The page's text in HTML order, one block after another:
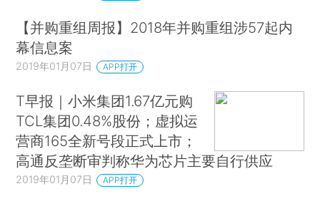
【并购重组周报】2018年并购重组涉57起内
幕信息案
2019年01月07日 APP打开
T早报｜小米集团1.67亿元购
TCL集团0.48%股份；虚拟运
营商165全新号段正式上市；
高通反垄断审判称华为芯片主要自行供应
2019年01月07日 APP打开